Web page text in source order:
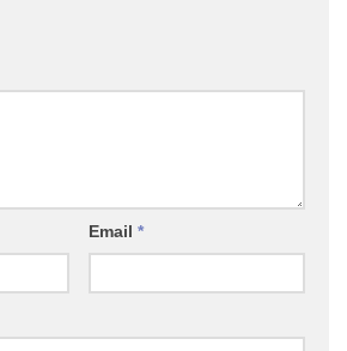
Email *